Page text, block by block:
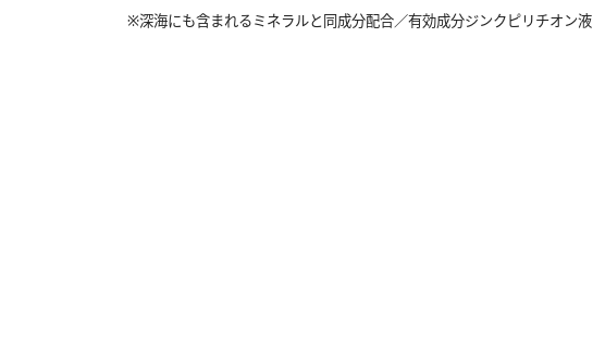
※深海にも含まれるミネラルと同成分配合／有効成分ジンクピリチオン液